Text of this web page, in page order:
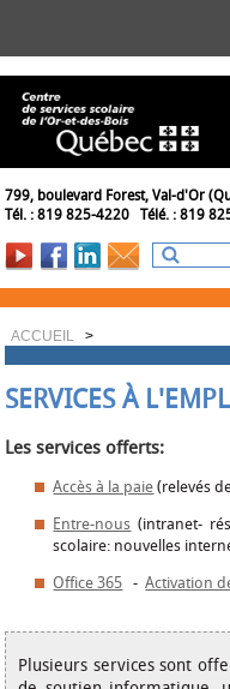
799, boulevard Forest, Val-d'Or
Tél. : 819 825-4220 Télé. : 819
ACCUEIL >
SERVICES À
Les services offerts:
Accès à la paie (relevés
Entre-nous (intranet-
scolaire: nouvelles
Office 365 -Activation
Plusieurs services sont